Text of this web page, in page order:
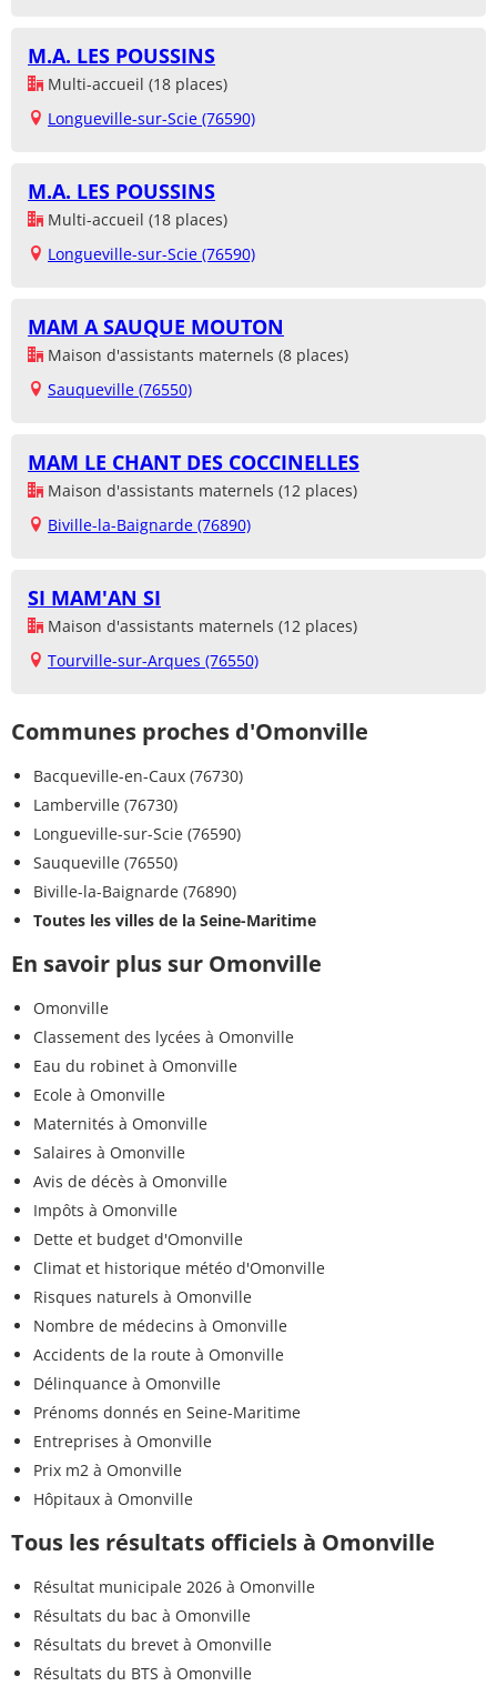
M.A. LES POUSSINS
Multi-accueil (18 places)
Longueville-sur-Scie (76590)
M.A. LES POUSSINS
Multi-accueil (18 places)
Longueville-sur-Scie (76590)
MAM A SAUQUE MOUTON
Maison d'assistants maternels (8 places)
Sauqueville (76550)
MAM LE CHANT DES COCCINELLES
Maison d'assistants maternels (12 places)
Biville-la-Baignarde (76890)
SI MAM'AN SI
Maison d'assistants maternels (12 places)
Tourville-sur-Arques (76550)
Communes proches d'Omonville
Bacqueville-en-Caux (76730)
Lamberville (76730)
Longueville-sur-Scie (76590)
Sauqueville (76550)
Biville-la-Baignarde (76890)
Toutes les villes de la Seine-Maritime
En savoir plus sur Omonville
Omonville
Classement des lycées à Omonville
Eau du robinet à Omonville
Ecole à Omonville
Maternités à Omonville
Salaires à Omonville
Avis de décès à Omonville
Impôts à Omonville
Dette et budget d'Omonville
Climat et historique météo d'Omonville
Risques naturels à Omonville
Nombre de médecins à Omonville
Accidents de la route à Omonville
Délinquance à Omonville
Prénoms donnés en Seine-Maritime
Entreprises à Omonville
Prix m2 à Omonville
Hôpitaux à Omonville
Tous les résultats officiels à Omonville
Résultat municipale 2026 à Omonville
Résultats du bac à Omonville
Résultats du brevet à Omonville
Résultats du BTS à Omonville